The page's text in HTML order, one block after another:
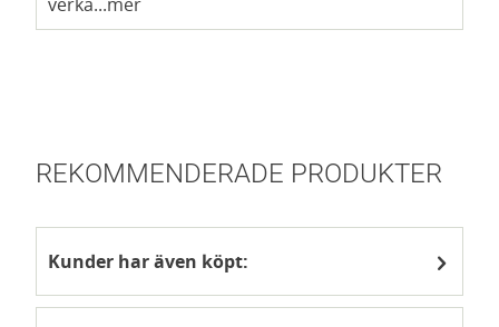
REKOMMENDERADE PRODUKTER
Kunder har även köpt: